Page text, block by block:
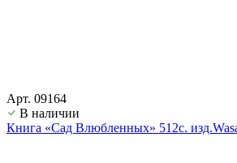
Арт. 09164
В наличии
Книга «Сад Влюбленных» 512с.